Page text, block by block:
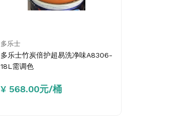
多乐士
多乐士竹炭倍护超易洗净味A8306-
18L需调色
¥ 568.00元/桶